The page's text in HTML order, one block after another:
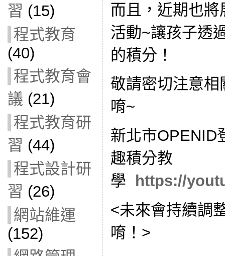
習 (15)
程式教育
(40)
程式教育會
議 (21)
程式教育研
習 (44)
程式設計研
習 (26)
網站維運
(152)
而且，近期也
活動~讓孩子透
的積分！
敬請密切注意
唷~
新北市OPENID
趣積分教
學
https://
<未來會持續調
唷！>